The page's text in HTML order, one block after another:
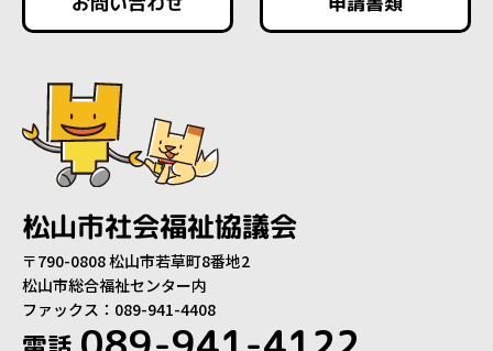
松山市社会福祉協議会
〒790-0808 松山市若草町8番地2
松山市総合福祉センター内
ファックス：089-941-4408